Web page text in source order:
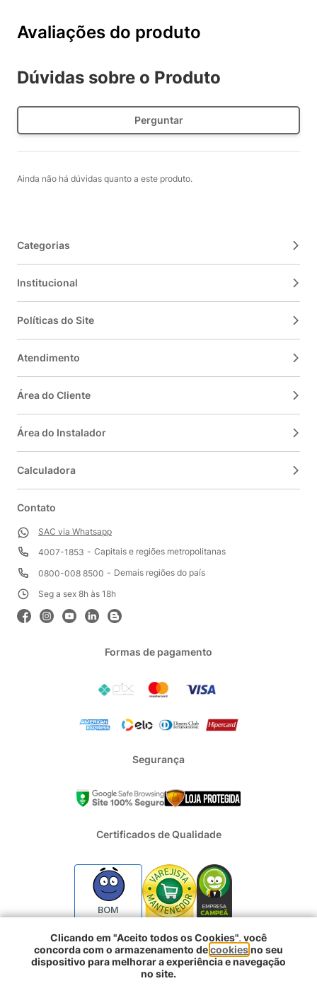
Avaliações do produto
Dúvidas sobre o Produto
Perguntar
Ainda não há dúvidas quanto a este produto.
Categorias
Institucional
Políticas do Site
Atendimento
Área do Cliente
Área do Instalador
Calculadora
Contato
SAC via Whatsapp
4007-1853
Capitais e regiões metropolitanas
0800-008 8500
Demais regiões do país
Seg a sex 8h às 18h
Formas de pagamento
Segurança
Certificados de Qualidade
BOM
2024 - Todos os direitos reservados | REFRIGERACAO DUFRIO
COMERCIO E IMPORTACAO S.A. | CNPJ : 01.754.239/0001-10 |
Clicando em "Aceito todos os Cookies", você
concorda com o armazenamento decookiesno seu
dispositivo para melhorar a experiência e navegação
no site.